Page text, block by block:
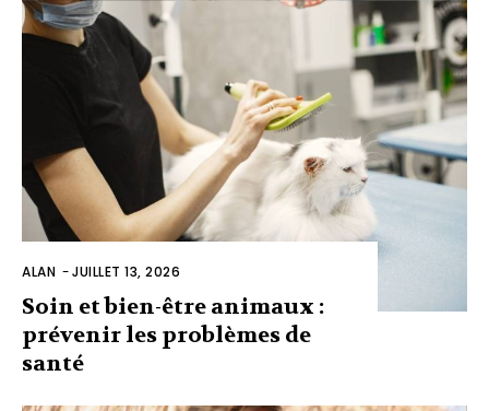
ALAN -JUILLET 13, 2026
Soin et bien-être animaux :
prévenir les problèmes de
santé